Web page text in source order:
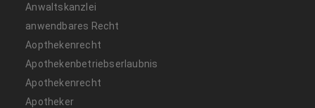
Anwaltskanzlei
anwendbares Recht
Aopthekenrecht
Apothekenbetriebserlaubnis
Apothekenrecht
Apotheker